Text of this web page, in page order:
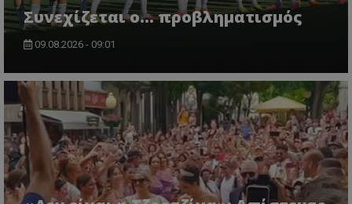
Συνεχίζεται ο... προβληματισμός
09.08.2026 - 09:01